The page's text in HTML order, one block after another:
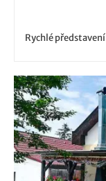
Rychlépředstavení